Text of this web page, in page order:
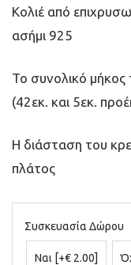
Κολιέ από
ασήμι 925
Το συνολικό μήκος
(42εκ. και 5εκ.
Η διάσταση του
πλάτος
Συσκευασία Δώρου
Ναι [+€ 2.00]